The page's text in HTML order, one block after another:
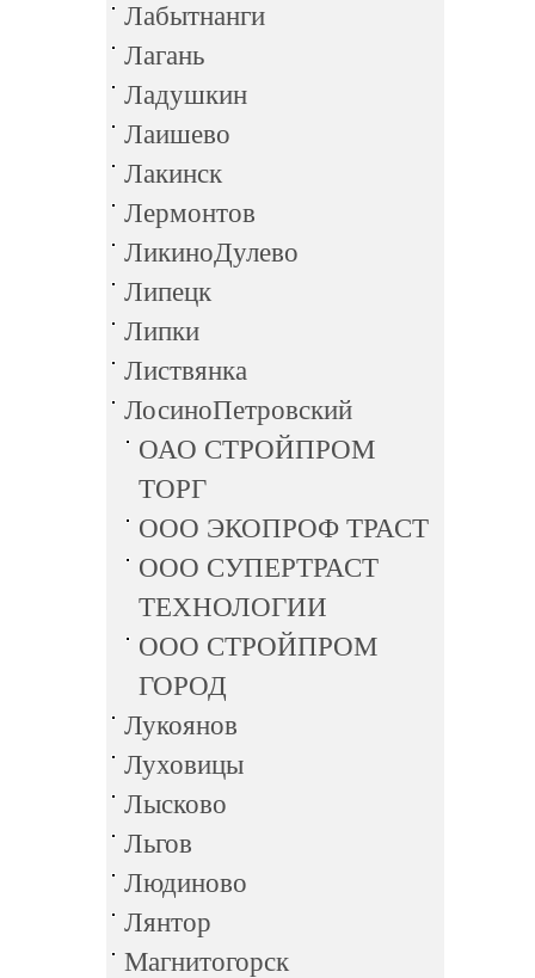
Лабытнанги
Лагань
Ладушкин
Лаишево
Лакинск
Лермонтов
ЛикиноДулево
Липецк
Липки
Листвянка
ЛосиноПетровский
ОАО СТРОЙПРОМ
ТОРГ
ООО ЭКОПРОФ ТРАСТ
ООО СУПЕРТРАСТ
ТЕХНОЛОГИИ
ООО СТРОЙПРОМ
ГОРОД
Лукоянов
Луховицы
Лысково
Льгов
Людиново
Лянтор
Магнитогорск